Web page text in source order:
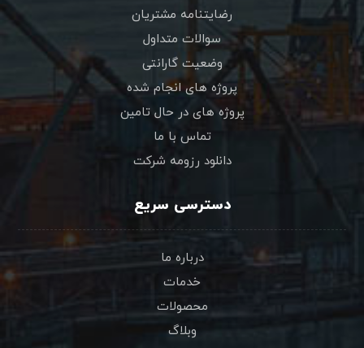
رضایتنامه مشتریان
سوالات متداول
وضعیت گارانتی
پروژه های انجام شده
پروژه های در حال تامین
تماس با ما
دانلود رزومه شرکت
دسترسی سریع
درباره ما
خدمات
محصولات
وبلاگ